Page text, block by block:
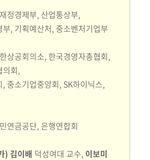
재정경제부, 산업통상부,
, 기획예산처, 중소벤처기업부
상공회의소, 한국경영자총협회,
의회,
중소기업중앙회, SK하이닉스,
연금공단, 은행연합회
) 김이배 덕성여대 교수, 이보미